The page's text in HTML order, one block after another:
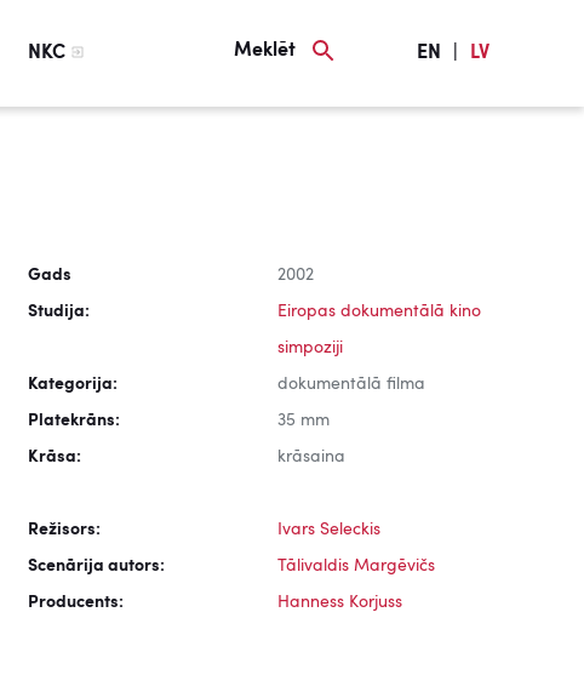
NKC Meklēt EN LV
Gads 2002
Studija: Eiropas dokumentālā kino
simpoziji
Kategorija: dokumentālā filma
Platekrāns: 35 mm
Krāsa: krāsaina
Režisors: Ivars Seleckis
Scenārija autors: Tālivaldis Margēvičs
Producents: Hanness Korjuss